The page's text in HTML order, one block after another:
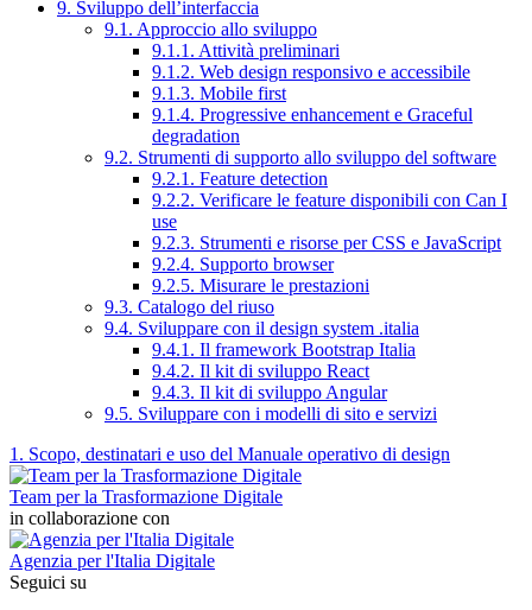
9. Sviluppo dell’interfaccia
9.1. Approccio allo sviluppo
9.1.1. Attività preliminari
9.1.2. Web design responsivo e accessibile
9.1.3. Mobile first
9.1.4. Progressive enhancement e Graceful
degradation
9.2. Strumenti di supporto allo sviluppo del software
9.2.1. Feature detection
9.2.2. Verificare le feature disponibili con Can I
use
9.2.3. Strumenti e risorse per CSS e JavaScript
9.2.4. Supporto browser
9.2.5. Misurare le prestazioni
9.3. Catalogo del riuso
9.4. Sviluppare con il design system .italia
9.4.1. Il framework Bootstrap Italia
9.4.2. Il kit di sviluppo React
9.4.3. Il kit di sviluppo Angular
9.5. Sviluppare con i modelli di sito e servizi
1. Scopo, destinatari e uso del Manuale operativo di design
Team per la Trasformazione Digitale
in collaborazione con
Agenzia per l'Italia Digitale
Seguici su